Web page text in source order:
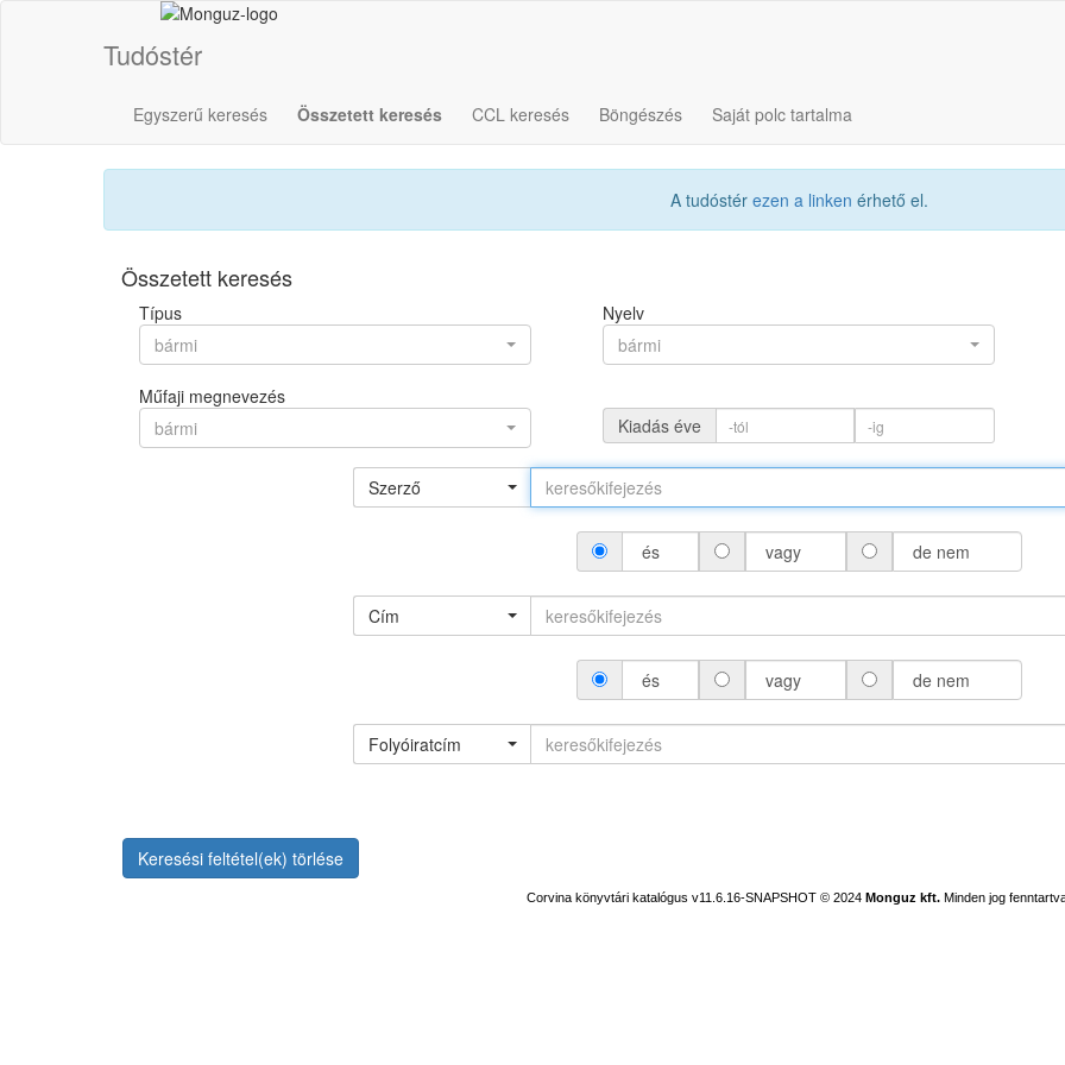
Tudóstér
Egyszerű keresés Összetett keresés CCL keresés Böngészés Saját polc tartalma
A tudóstér ezen a linken érhető el.
Összetett keresés
Típus
bármi
Nyelv
bármi
Műfaji megnevezés
bármi
Kiadás éve
Szerző
és vagy de nem
Cím
és vagy de nem
Folyóiratcím
Keresési feltétel(ek) törlése
Corvina könyvtári katalógus v11.6.16-SNAPSHOT © 2024 Monguz kft. Minden jog